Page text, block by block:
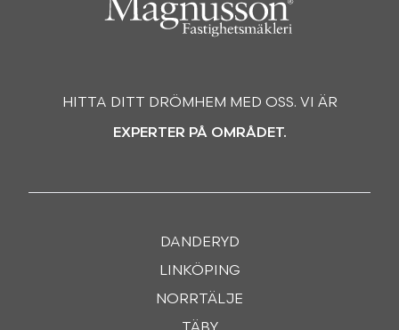
HITTA DITT DRÖMHEM MED OSS. VI ÄR
EXPERTER PÅ OMRÅDET.
DANDERYD
LINKÖPING
NORRTÄLJE